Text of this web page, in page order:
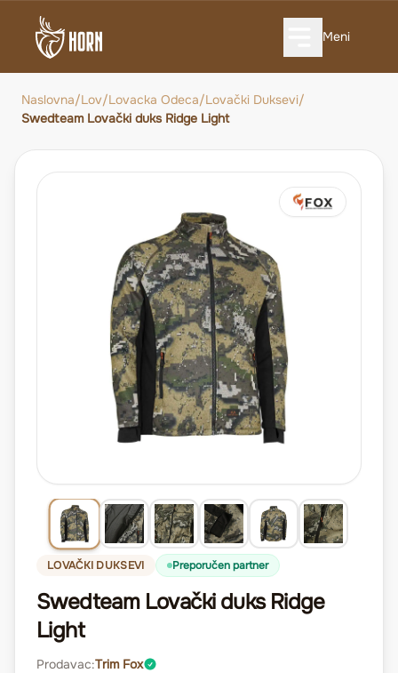
Meni
Naslovna/Lov/Lovacka Odeca/Lovački Duksevi/
Swedteam Lovački duks Ridge Light
LOVAČKI DUKSEVI Preporučen partner
Swedteam Lovački duks Ridge
Light
Prodavac:Trim Fox